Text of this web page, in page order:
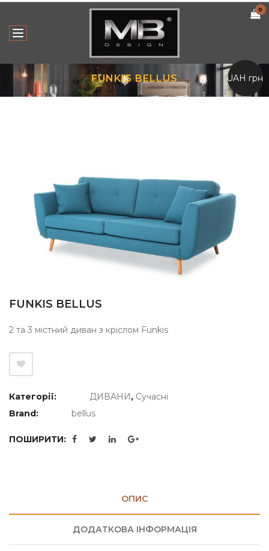
0
FUNKIS BELLUS
FUNKIS BELLUS
2 та 3 містний диван з кріслом Funkis
Категорії: ДИВАНИ, Сучасні
Brand:
bellus
ПОШИРИТИ:
ОПИС
ДОДАТКОВА ІНФОРМАЦІЯ
UAH грн.